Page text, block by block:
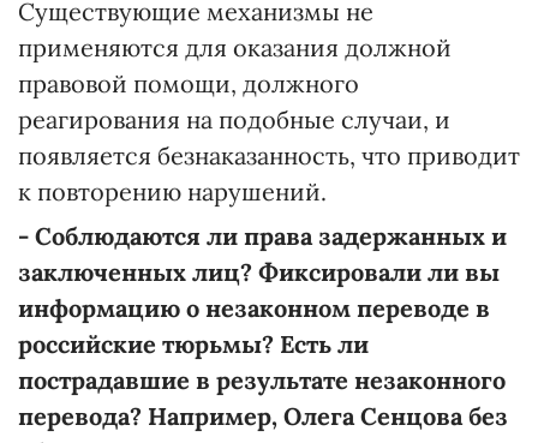
Существующие механизмы не
применяются для оказания должной
правовой помощи, должного
реагирования на подобные случаи, и
появляется безнаказанность, что приводит
к повторению нарушений.
- Соблюдаются ли права задержанных и
заключенных лиц? Фиксировали ли вы
информацию о незаконном переводе в
российские тюрьмы? Есть ли
пострадавшие в результате незаконного
перевода? Например, Олега Сенцова без